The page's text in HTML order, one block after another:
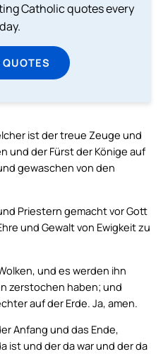
Catholic quotes every
day.
QUOTES
ist der treue Zeuge und
und der Fürst der Könige auf
gewaschen von den
Priestern gemacht vor Gott
und Gewalt von Ewigkeit zu
und es werden ihn
zerstochen haben; und
auf der Erde. Ja, amen.
Anfang und das Ende,
ist und der da war und der da